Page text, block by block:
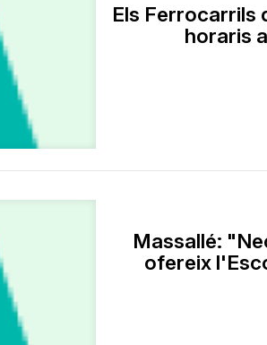
Els Ferrocarrils
horaris
Massallé:
ofereix